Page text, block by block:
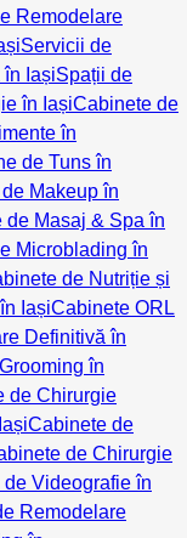
Remodelare
Servicii de
în IașiSpații de
în IașiCabinete de
în
de Tuns în
Makeup în
de Masaj & Spa în
Microblading în
de Nutriție și
IașiCabinete ORL
Definitivă în
în
de Chirurgie
Cabinete de
de Chirurgie
de Videografie în
Remodelare